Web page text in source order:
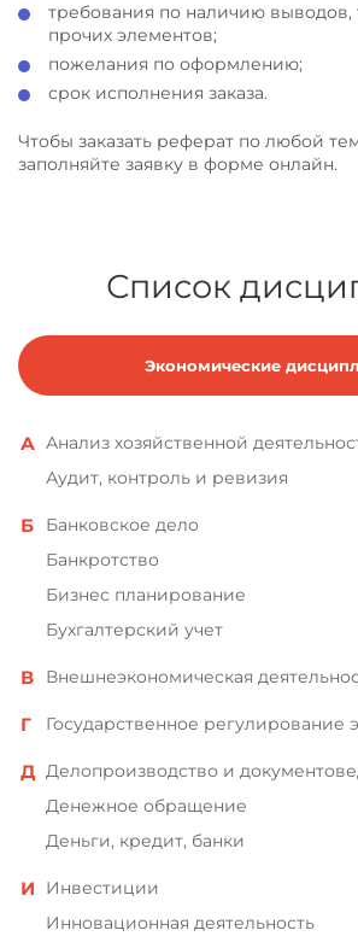
требования по наличию выводов,
прочих элементов;
пожелания по оформлению;
срок исполнения заказа.
Чтобы заказать реферат по любой
заполняйте заявку в форме онлайн.
Список
Экономические
Анализ хозяйственной
Аудит, контроль и ревизия
Банковское дело
Банкротство
Бизнес планирование
Бухгалтерский учет
Внешнеэкономическая
Государственное регулирование
Делопроизводство и
Денежное обращение
Деньги, кредит, банки
Инвестиции
Инновационная деятельность